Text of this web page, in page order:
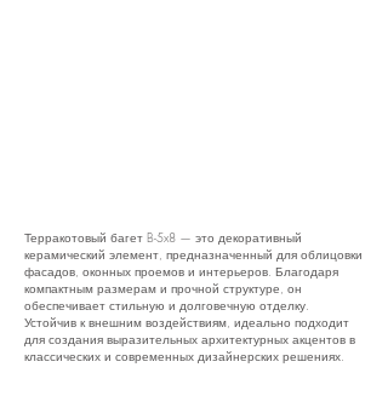
Терракотовый багет B-5x8 — это декоративный
керамический элемент, предназначенный для облицовки
фасадов, оконных проемов и интерьеров. Благодаря
компактным размерам и прочной структуре, он
обеспечивает стильную и долговечную отделку.
Устойчив к внешним воздействиям, идеально подходит
для создания выразительных архитектурных акцентов в
классических и современных дизайнерских решениях.